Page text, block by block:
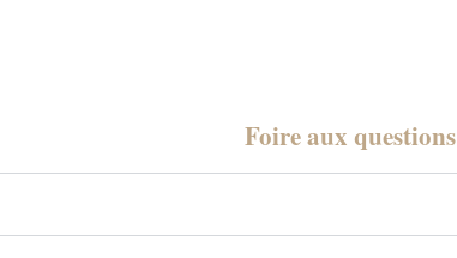
Foire aux questions